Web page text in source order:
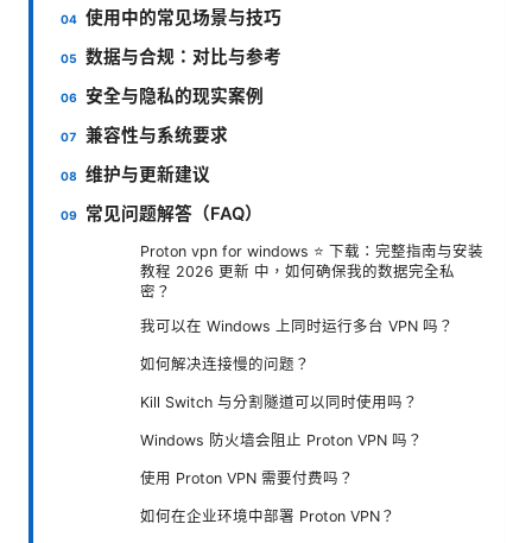
使用中的常见场景与技巧
数据与合规：对比与参考
安全与隐私的现实案例
兼容性与系统要求
维护与更新建议
常见问题解答（FAQ）
Proton vpn for windows ⭐ 下载：完整指南与安装
教程 2026 更新 中，如何确保我的数据完全私
密？
我可以在 Windows 上同时运行多台 VPN 吗？
如何解决连接慢的问题？
Kill Switch 与分割隧道可以同时使用吗？
Windows 防火墙会阻止 Proton VPN 吗？
使用 Proton VPN 需要付费吗？
如何在企业环境中部署 Proton VPN？